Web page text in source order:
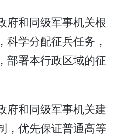
府和同级军事机关根
学分配征兵任务，
部署本行政区域的征
府和同级军事机关建
，优先保证普通高等